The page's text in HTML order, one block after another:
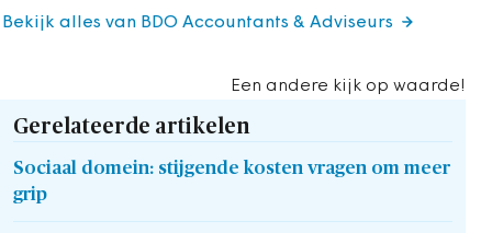
Een andere kijk op waarde!
Bekijk alles van BDO Accountants & Adviseurs
Gerelateerde artikelen
Sociaal domein: stijgende kosten vragen om meer
grip